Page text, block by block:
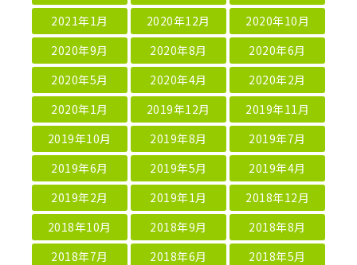
2021年1月
2020年12月
2020年10月
2020年9月
2020年8月
2020年6月
2020年5月
2020年4月
2020年2月
2020年1月
2019年12月
2019年11月
2019年10月
2019年8月
2019年7月
2019年6月
2019年5月
2019年4月
2019年2月
2019年1月
2018年12月
2018年10月
2018年9月
2018年8月
2018年7月
2018年6月
2018年5月